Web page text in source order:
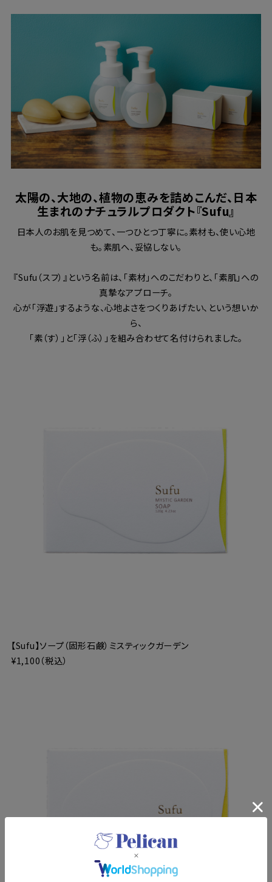
太陽の、大地の、植物の恵みを詰めこんだ、日本
生まれのナチュラルプロダクト『Sufu』
日本人のお肌を見つめて、一つひとつ丁寧に。素材も、使い心地
も。素肌へ、妥協しない。
『Sufu（スフ）』という名前は、「素材」へのこだわりと、「素肌」への
真摯なアプローチ。
心が「浮遊」するような、心地よさをつくりあげたい、という想いか
ら、
「素（す）」と「浮（ふ）」を組み合わせて名付けられました。
【Sufu】ソープ（固形石鹸）ミスティックガーデン
¥1,100（税込）